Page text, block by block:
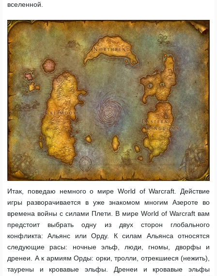
вселенной.
Итак, поведаю немного о мире World of Warcraft. Действие
игры разворачивается в уже знакомом многим Азероте во
времена войны с силами Плети. В мире World of Warcraft вам
предстоит выбрать одну из двух сторон глобального
конфликта: Альянс или Орду. К силам Альянса относятся
следующие расы: ночные эльф, люди, гномы, дворфы и
дренеи. А к армиям Орды: орки, тролли, отрекшиеся (нежить),
таурены и кровавые эльфы. Дренеи и кровавые эльфы